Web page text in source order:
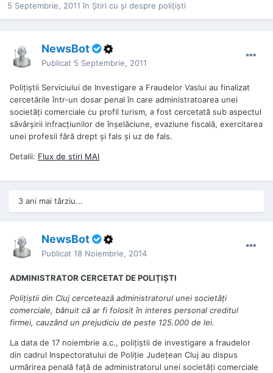
5 Septembrie, 2011 în Ştiri cu şi despre poliţişti
NewsBot
Publicat 5 Septembrie, 2011
Poliţiştii Serviciului de Investigare a Fraudelor Vaslui au finalizat
cercetările într-un dosar penal în care administratoarea unei
societăţi comerciale cu profil turism, a fost cercetată sub aspectul
săvârşirii infracţiunilor de înşelăciune, evaziune fiscală, exercitarea
unei profesii fără drept şi fals şi uz de fals.
Detalii: Flux de stiri MAI
3 ani mai târziu...
NewsBot
Publicat 18 Noiembrie, 2014
ADMINISTRATOR CERCETAT DE POLIŢIŞTI
Poliţiştii din Cluj cercetează administratorul unei societăţi
comerciale, bănuit că ar fi folosit în interes personal creditul
firmei, cauzând un prejudiciu de peste 125.000 de lei.
La data de 17 noiembrie a.c., poliţiştii de investigare a fraudelor
din cadrul Inspectoratului de Poliţie Judeţean Cluj au dispus
urmărirea penală faţă de administratorul unei societăţi comerciale